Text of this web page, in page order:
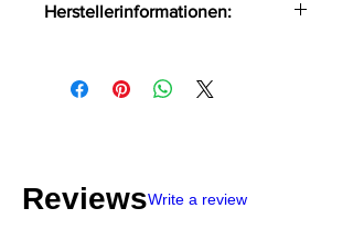
weiteren verstellbaren
angenehmen auf der Haut
Farbe:schwarz-weiß
Herstellerinformationen:
Krolewska Street 1
ReviewsWrite a review